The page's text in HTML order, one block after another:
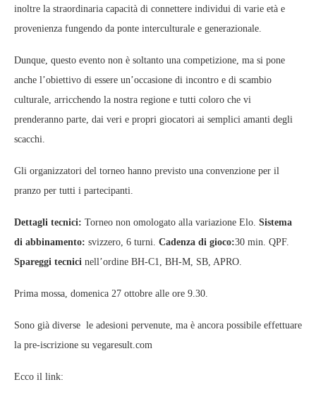
inoltre la straordinaria capacità di connettere individui di varie età e
provenienza fungendo da ponte interculturale e generazionale.
Dunque, questo evento non è soltanto una competizione, ma si pone
anche l’obiettivo di essere un’occasione di incontro e di scambio
culturale, arricchendo la nostra regione e tutti coloro che vi
prenderanno parte, dai veri e propri giocatori ai semplici amanti degli
scacchi.
Gli organizzatori del torneo hanno previsto una convenzione per il
pranzo per tutti i partecipanti.
Dettagli tecnici: Torneo non omologato alla variazione Elo. Sistema
di abbinamento: svizzero, 6 turni. Cadenza di gioco:30 min. QPF.
Spareggi tecnici nell’ordine BH-C1, BH-M, SB, APRO.
Prima mossa, domenica 27 ottobre alle ore 9.30.
Sono già diverse le adesioni pervenute, ma è ancora possibile effettuare
la pre-iscrizione su vegaresult.com
Ecco il link: